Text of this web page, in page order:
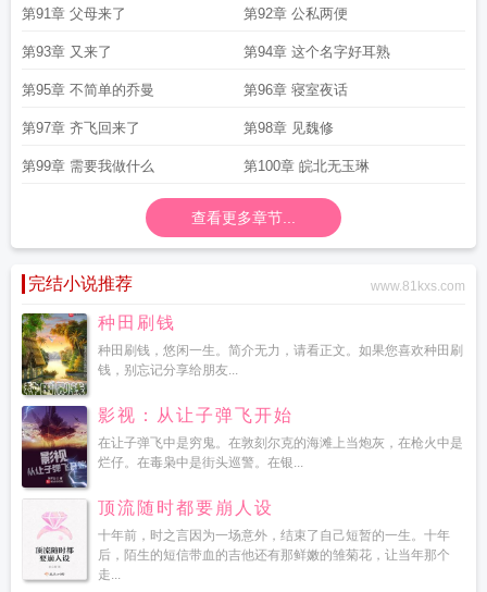
第91章 父母来了 第92章 公私两便
第93章 又来了 第94章 这个名字好耳熟
第95章 不简单的乔曼 第96章 寝室夜话
第97章 齐飞回来了 第98章 见魏修
第99章 需要我做什么 第100章 皖北无玉琳
查看更多章节...
完结小说推荐 www.81kxs.com
种田刷钱
种田刷钱，悠闲一生。简介无力，请看正文。如果您喜欢种田刷
钱，别忘记分享给朋友...
影视：从让子弹飞开始
在让子弹飞中是穷鬼。在敦刻尔克的海滩上当炮灰，在枪火中是
烂仔。在毒枭中是街头巡警。在银...
顶流随时都要崩人设
十年前，时之言因为一场意外，结束了自己短暂的一生。十年
后，陌生的短信带血的吉他还有那鲜嫩的雏菊花，让当年那个
走...